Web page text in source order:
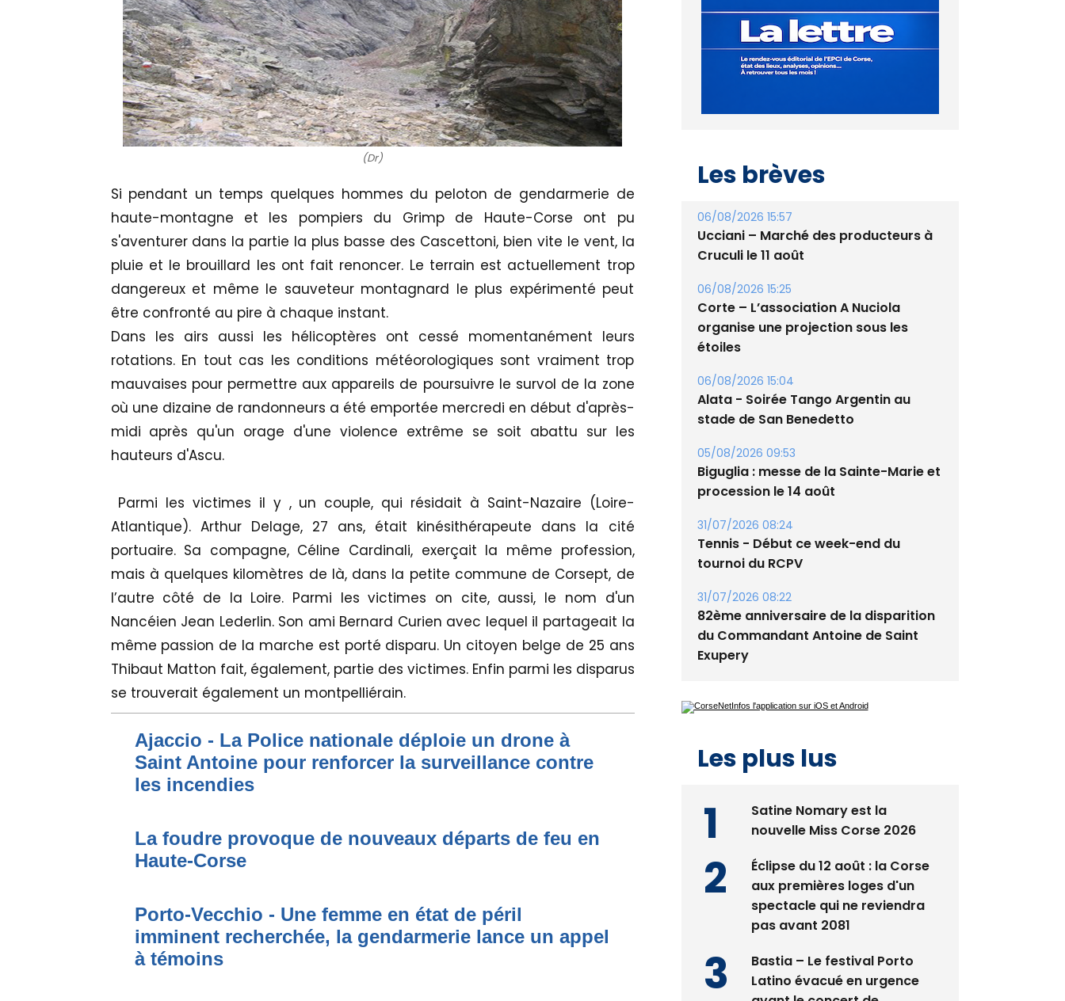
(Dr)
Si pendant un temps quelques hommes du peloton de gendarmerie de
haute-montagne et les pompiers du Grimp de Haute-Corse ont pu
s'aventurer dans la partie la plus basse des Cascettoni, bien vite le vent, la
pluie et le brouillard les ont fait renoncer. Le terrain est actuellement trop
dangereux et même le sauveteur montagnard le plus expérimenté peut
être confronté au pire à chaque instant.
Dans les airs aussi les hélicoptères ont cessé momentanément leurs
rotations. En tout cas les conditions météorologiques sont vraiment trop
mauvaises pour permettre aux appareils de poursuivre le survol de la zone
où une dizaine de randonneurs a été emportée mercredi en début d'après-
midi après qu'un orage d'une violence extrême se soit abattu sur les
hauteurs d'Ascu.
Parmi les victimes il y , un couple, qui résidait à Saint-Nazaire (Loire-
Atlantique). Arthur Delage, 27 ans, était kinésithérapeute dans la cité
portuaire. Sa compagne, Céline Cardinali, exerçait la même profession,
mais à quelques kilomètres de là, dans la petite commune de Corsept, de
l’autre côté de la Loire. Parmi les victimes on cite, aussi, le nom d'un
Nancéien Jean Lederlin. Son ami Bernard Curien avec lequel il partageait la
même passion de la marche est porté disparu. Un citoyen belge de 25 ans
Thibaut Matton fait, également, partie des victimes. Enfin parmi les disparus
se trouverait également un montpelliérain.
Ajaccio - La Police nationale déploie un drone à
Saint Antoine pour renforcer la surveillance contre
les incendies
La foudre provoque de nouveaux départs de feu en
Haute-Corse
Porto-Vecchio - Une femme en état de péril
imminent recherchée, la gendarmerie lance un appel
à témoins
Les brèves
06/08/2026 15:57
Cruculi le 11 août
06/08/2026 15:25
Corte – L’association A Nuciola
étoiles
06/08/2026 15:04
stade de San Benedetto
05/08/2026 09:53
procession le 14 août
31/07/2026 08:24
tournoi du RCPV
31/07/2026 08:22
82ème anniversaire de la disparition
Les plus lus
nouvelle Miss Corse 2026
Éclipse du 12 août : la Corse
aux premières loges d'un
pas avant 2081